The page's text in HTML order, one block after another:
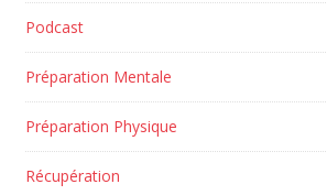
Podcast
Préparation Mentale
Préparation Physique
Récupération